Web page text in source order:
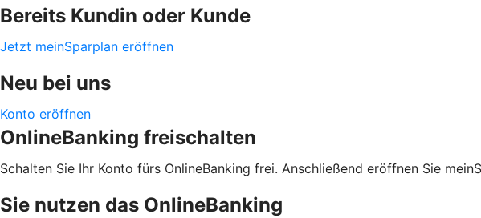
Bereits Kundin oder Kunde
Jetzt meinSparplan eröffnen
Neu bei uns
Konto eröffnen
OnlineBanking freischalten
Schalten Sie Ihr Konto fürs OnlineBanking frei. Anschließend eröffnen Sie
Sie nutzen das OnlineBanking